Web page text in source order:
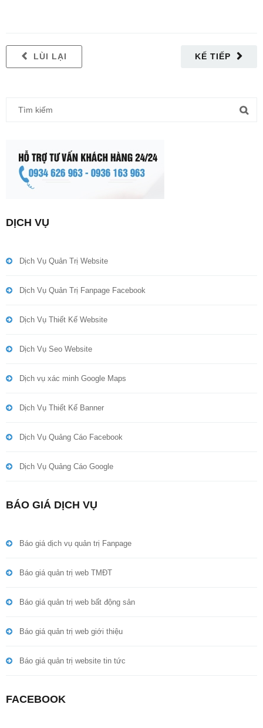
KẾ TIẾP
LÙI LẠI
DỊCH VỤ
Dịch Vụ Quản Trị Website
Dịch Vụ Quản Trị Fanpage Facebook
Dịch Vụ Thiết Kế Website
Dịch Vụ Seo Website
Dịch vụ xác minh Google Maps
Dịch Vụ Thiết Kế Banner
Dịch Vụ Quảng Cáo Facebook
Dịch Vụ Quảng Cáo Google
BÁO GIÁ DỊCH VỤ
Báo giá dịch vụ quản trị Fanpage
Báo giá quản trị web TMĐT
Báo giá quản trị web bất động sản
Báo giá quản trị web giới thiệu
Báo giá quản trị website tin tức
FACEBOOK